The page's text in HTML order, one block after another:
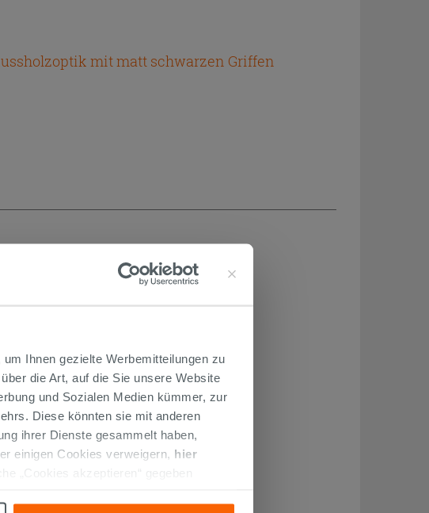
Ihnen gezielte Werbemitteilungen zu
die Art, auf die Sie unsere Website
und Sozialen Medien kümmer, zur
Diese könnten sie mit anderen
ihrer Dienste gesammelt haben,
einigen Cookies verweigern, hier
„Cookies akzeptieren“ gegeben
mit matt schwarzen Griffen